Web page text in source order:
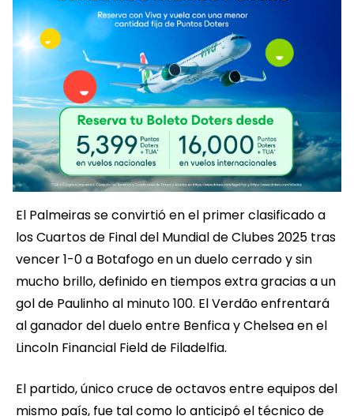
El Palmeiras se convirtió en el primer clasificado a
los Cuartos de Final del Mundial de Clubes 2025 tras
vencer 1-0 a Botafogo en un duelo cerrado y sin
mucho brillo, definido en tiempos extra gracias a un
gol de Paulinho al minuto 100. El Verdão enfrentará
al ganador del duelo entre Benfica y Chelsea en el
Lincoln Financial Field de Filadelfia.
El partido, único cruce de octavos entre equipos del
mismo país, fue tal como lo anticipó el técnico de